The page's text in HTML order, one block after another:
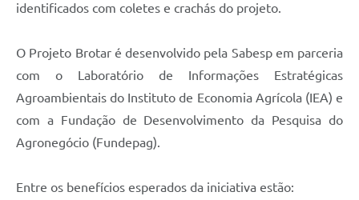
identificados com coletes e crachás do projeto.
O Projeto Brotar é desenvolvido pela Sabesp em parceria
com o Laboratório de Informações Estratégicas
Agroambientais do Instituto de Economia Agrícola (IEA) e
com a Fundação de Desenvolvimento da Pesquisa do
Agronegócio (Fundepag).
Entre os benefícios esperados da iniciativa estão: